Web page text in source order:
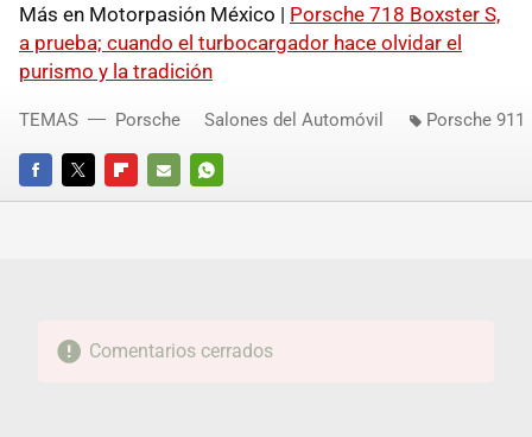
Más en Motorpasión México | Porsche 718 Boxster S,
a prueba; cuando el turbocargador hace olvidar el
purismo y la tradición
FACEBOOKTWITTERFLIPBOARD
E-
WHATSAPP
TEMAS Porsche Salones del Automóvil Porsche 911
Comentarios cerrados